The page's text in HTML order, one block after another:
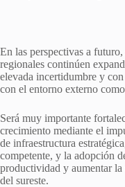
En las perspectivas a
regionales continúen
elevada incertidumbre y
con el entorno externo
Será muy importante
crecimiento mediante el
de infraestructura
competente, y la adopción
productividad y aumentar
del sureste.